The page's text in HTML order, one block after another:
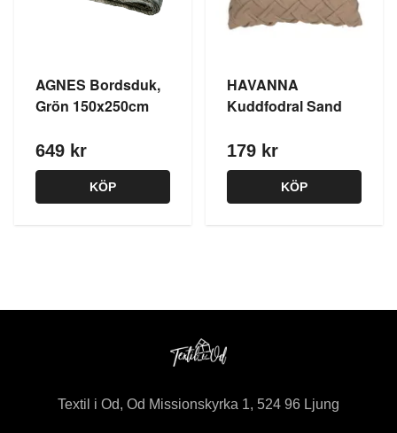
AGNES Bordsduk,
Grön 150x250cm
649 kr
KÖP
HAVANNA
Kuddfodral Sand
179 kr
KÖP
Textil i Od, Od Missionskyrka 1, 524 96 Ljung